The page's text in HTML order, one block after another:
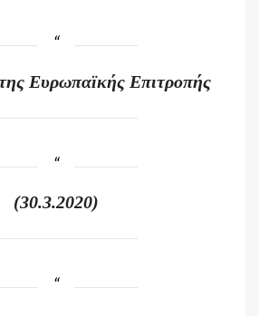
Ευρωπαϊκής Επιτροπής
(30.3.2020)